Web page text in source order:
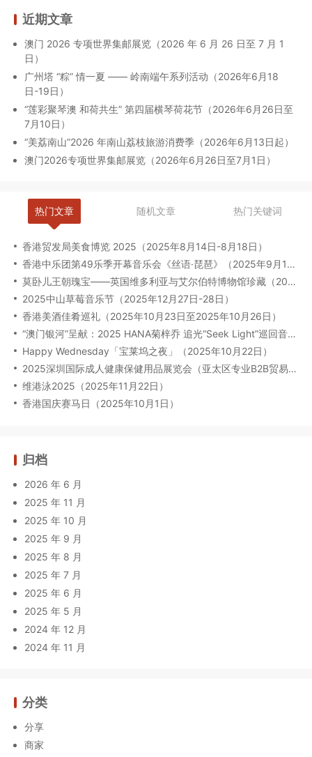
近期文章
澳门 2026 专项世界集邮展览（2026 年 6 月 26 日至 7 月 1
日）
广州塔 “粽” 情一夏 —— 岭南端午系列活动（2026年6月18
日-19日）
“莲彩聚琴澳 和荷共生” 第四届横琴荷花节（2026年6月26日至
7月10日）
“美荔南山”2026 年南山荔枝旅游消费季（2026年6月13日起）
澳门2026专项世界集邮展览（2026年6月26日至7月1日）
热门文章 随机文章 热门关键词
香港贸发局美食博览 2025（2025年8月14日-8月18日）
香港中乐团第49乐季开幕音乐会《丝语·琵琶》（2025年9月12日至13日）
莫卧儿王朝瑰宝——英国维多利亚与艾尔伯特博物馆珍藏（2025年8月6日-2026年2月23日）
2025中山草莓音乐节（2025年12月27日-28日）
香港美酒佳肴巡礼（2025年10月23日至2025年10月26日）
“澳门银河”呈献：2025 HANA菊梓乔 追光“Seek Light”巡回音乐会-澳门限定场（2025年9月27日）
Happy Wednesday「宝莱坞之夜」（2025年10月22日）
2025深圳国际成人健康保健用品展览会（亚太区专业B2B贸易展）（2025年09月17-19日）
维港泳2025（2025年11月22日）
香港国庆赛马日（2025年10月1日）
归档
2026 年 6 月
2025 年 11 月
2025 年 10 月
2025 年 9 月
2025 年 8 月
2025 年 7 月
2025 年 6 月
2025 年 5 月
2024 年 12 月
2024 年 11 月
分类
分享
商家